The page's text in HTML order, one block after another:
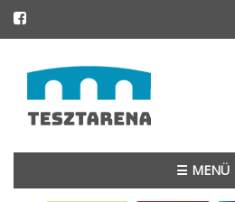
to
content
☰ MENÜ